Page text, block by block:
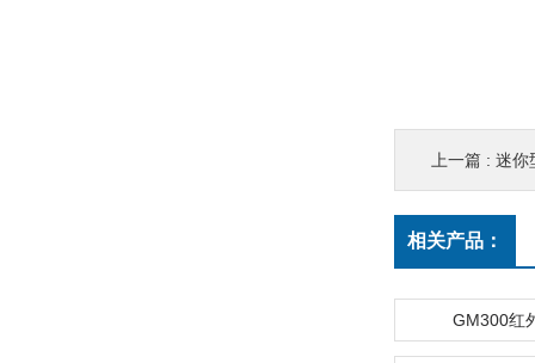
上一篇 : 迷你
相关产品：
GM300红